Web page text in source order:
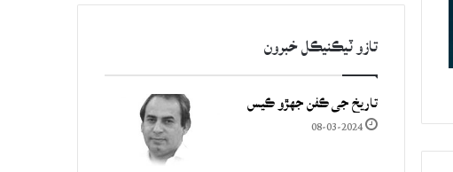
تازو ٽيڪنيڪل خبرون
تاريخ جي ڪفن جھڙو ڪيس
08-03-2024